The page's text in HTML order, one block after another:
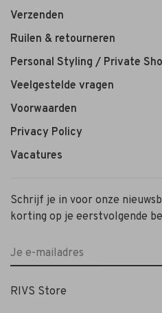
Verzenden
Ruilen & retourneren
Personal Styling / Private
Veelgestelde vragen
Voorwaarden
Privacy Policy
Vacatures
Schrijf je in voor onze
korting op je eerstvolgende
RIVS Store